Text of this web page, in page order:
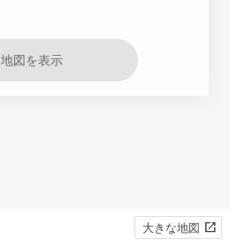
地図を表示
大きな地図